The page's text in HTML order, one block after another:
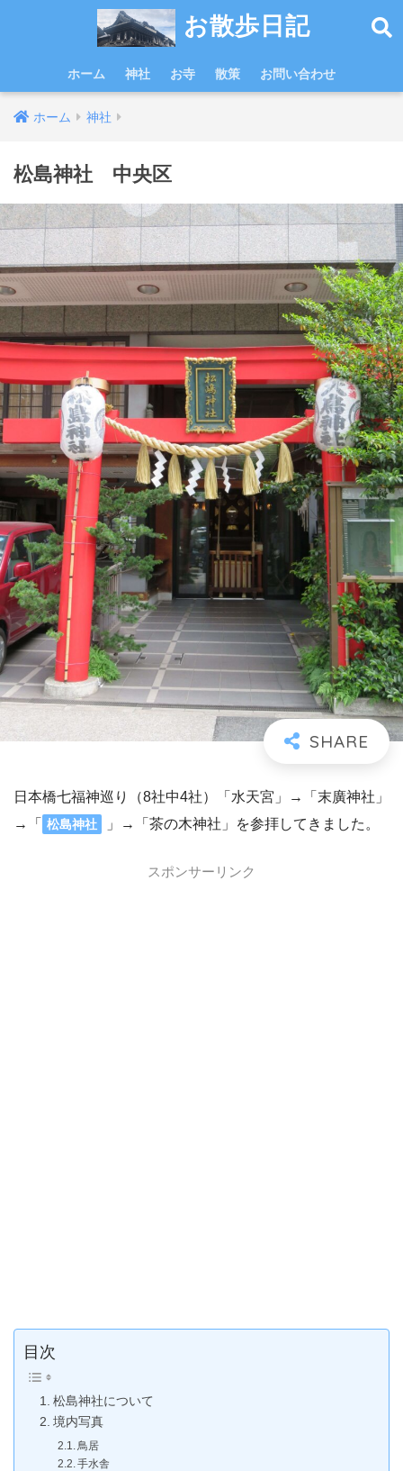
お散歩日記
ホーム 神社 お寺 散策 お問い合わせ
ホーム 神社
松島神社 中央区
日本橋七福神巡り（8社中4社）「水天宮」→「末廣神社」
→「
松島神社 」→「茶の木神社」を参拝してきました。
スポンサーリンク
目次
松島神社について
境内写真
鳥居
手水舎